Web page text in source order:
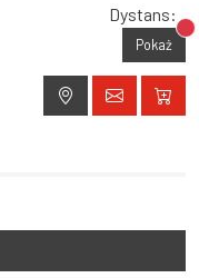
Dystans:
Pokaż